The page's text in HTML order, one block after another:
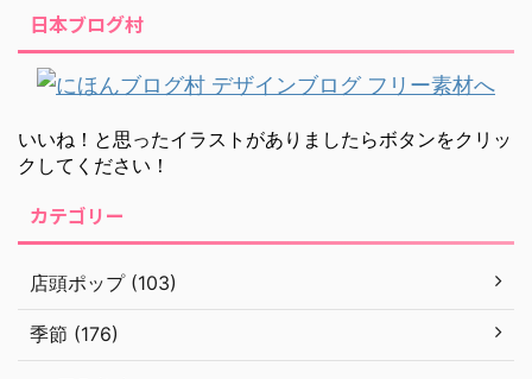
日本ブログ村
いいね！と思ったイラストがありましたらボタンをクリッ
クしてください！
カテゴリー
店頭ポップ (103)
季節 (176)